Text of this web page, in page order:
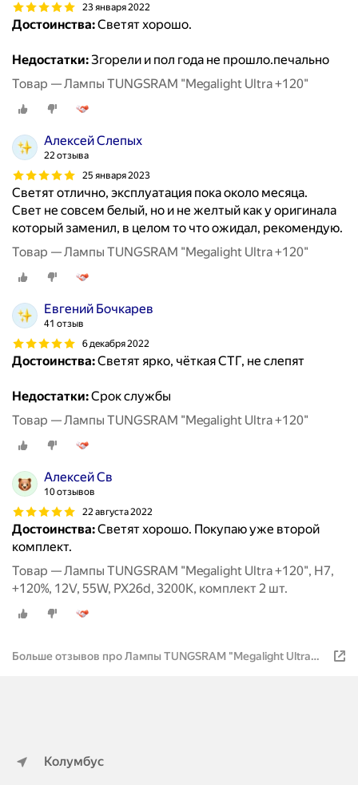
23 января 2022
Достоинства:Светят хорошо.
Недостатки:Згорели и пол года не прошло.печально
Товар — Лампы TUNGSRAM "Megalight Ultra +120"
Алексей Слепых
22 отзыва
25 января 2023
Светят отлично, эксплуатация пока около месяца.
Свет не совсем белый, но и не желтый как у оригинала
который заменил, в целом то что ожидал, рекомендую.
Товар — Лампы TUNGSRAM "Megalight Ultra +120"
Евгений Бочкарев
41 отзыв
6 декабря 2022
Достоинства:Светят ярко, чёткая СТГ, не слепят
Недостатки:Срок службы
Товар — Лампы TUNGSRAM "Megalight Ultra +120"
Алексей Св
10 отзывов
22 августа 2022
Достоинства:Светят хорошо. Покупаю уже второй
комплект.
Товар — Лампы TUNGSRAM "Megalight Ultra +120", H7,
+120%, 12V, 55W, PX26d, 3200K, комплект 2 шт.
Больше отзывов про Лампы TUNGSRAM "Megalight Ultra
Колумбус